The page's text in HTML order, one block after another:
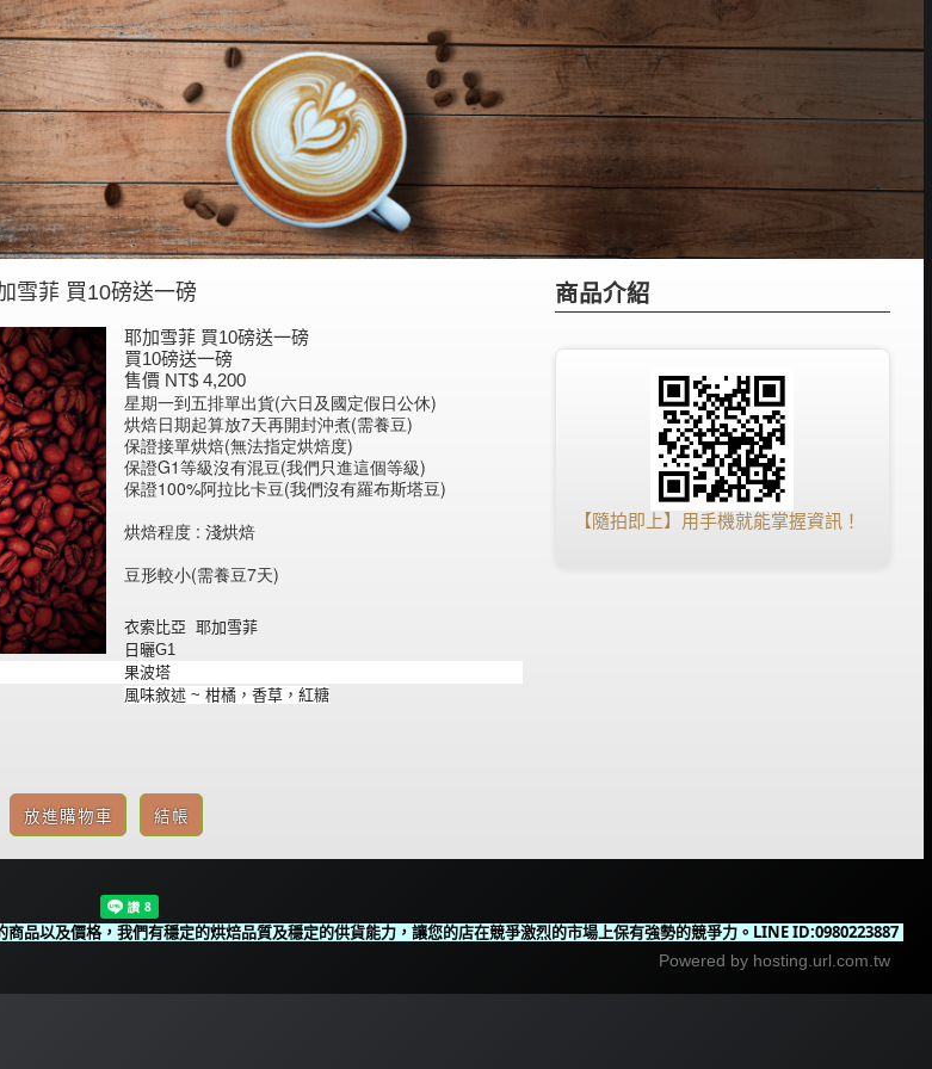
商品介紹
【隨拍即上】用手機就能掌握資訊！
雪菲 買10磅送一磅
耶加雪菲 買10磅送一磅
買10磅送一磅
售價 NT$ 4,200
星期一到五排單出貨(六日及國定假日公休)
烘焙日期起算放7天再開封沖煮(需養豆)
保證接單烘焙(無法指定烘焙度)
保證G1等級沒有混豆(我們只進這個等級)
保證100%阿拉比卡豆(我們沒有羅布斯塔豆)
烘焙程度 : 淺烘焙
豆形較小(需養豆7天)
衣索比亞 耶加雪菲
日曬G1
果波塔
風味敘述 ~ 柑橘，香草，紅糖
品以及價格，我們有穩定的烘焙品質及穩定的供貨能力，讓您的店在競爭激烈的市場上保有強勢的競爭力。LINE ID:0980223887
Powered by hosting.url.com.tw